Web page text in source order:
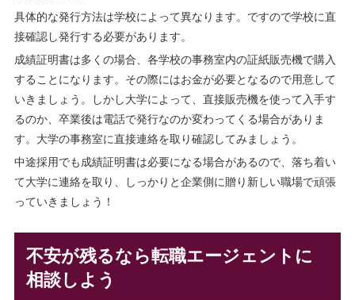
具体的な発行方法は学校によって異なります。ですので学校に直
接確認し発行する必要があります。
成績証明書は多くの場合、各学校の事務室内の証紙販売機で購入
することになります。その際にはお金が必要となるので用意して
いきましょう。しかし大学によって、直接販売機を使って入手す
るのか、卒業後は電話で発行なのか変わってくる場合がありま
す。大学の事務室に直接連絡を取り確認してみましょう。
中途採用でも成績証明書は必要になる場合があるので、落ち着い
て大学に連絡を取り、しっかりと企業側に贈り新しい職場で頑張
っていきましょう！
不安が残るなら転職エージェントに
相談しよう